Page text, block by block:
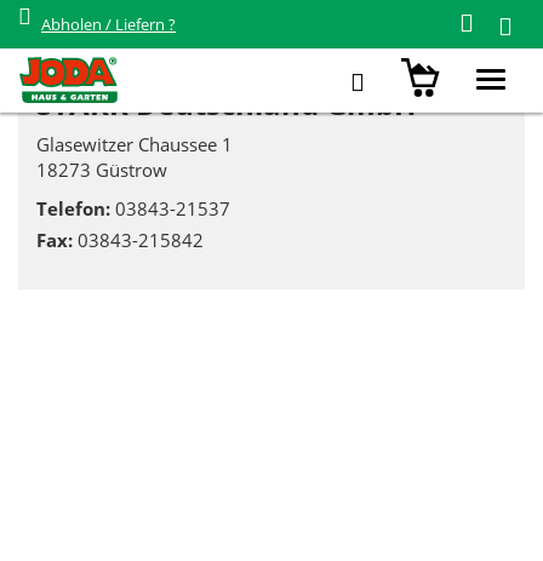
Abholen / Liefern ?
STARK Deutschland GmbH
STARK Deutschland GmbH
Glasewitzer Chaussee 1
18273 Güstrow
Telefon: 03843-21537
Fax: 03843-215842